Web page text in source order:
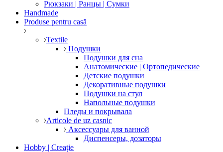
Рюкзаки | Ранцы | Сумки
Handmade
Produse pentru casă
Textile
Подушки
Подушки для сна
Анатомические | Ортопедические
Детские подушки
Декоративные подушки
Подушки на стул
Напольные подушки
Пледы и покрывала
Articole de uz casnic
Аксессуары для ванной
Диспенсеры, дозаторы
Hobby | Creație